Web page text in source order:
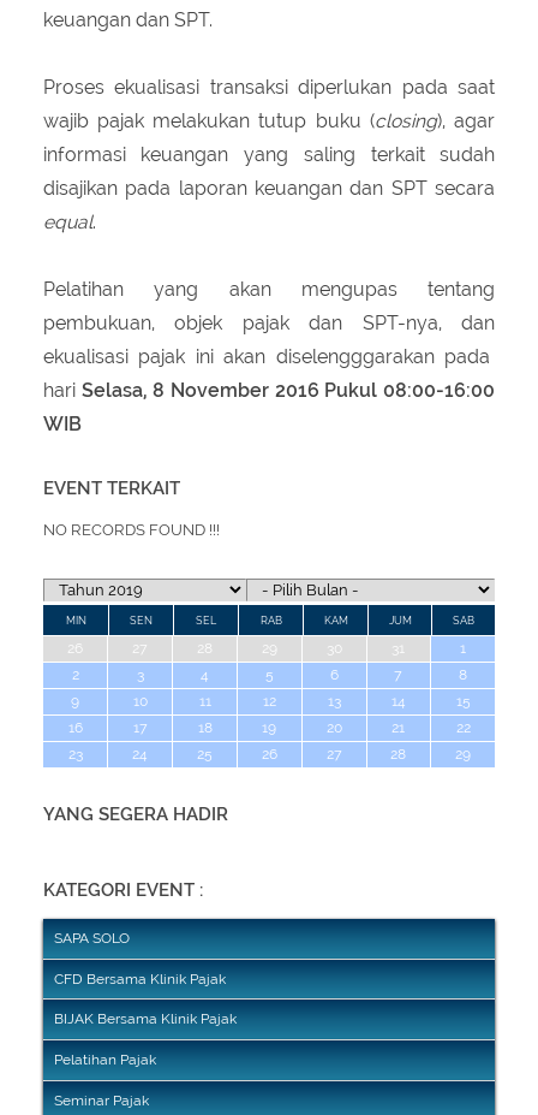
keuangan dan SPT.
Proses ekualisasi transaksi diperlukan pada saat
wajib pajak melakukan tutup buku (closing), agar
informasi keuangan yang saling terkait sudah
disajikan pada laporan keuangan dan SPT secara
equal.
Pelatihan yang akan mengupas tentang
pembukuan, objek pajak dan SPT-nya, dan
ekualisasi pajak ini akan diselengggarakan pada
hari Selasa, 8 November 2016 Pukul 08:00-16:00
WIB
EVENT TERKAIT
NO RECORDS FOUND !!!
MIN SEN SEL RAB KAM JUM SAB
26 27 28 29 30 31
1
2
3 4 5 6 7
8
9
10 11 12 13 14
15
16
17 18 19 20 21
22
23
24 25 26 27 28 29
YANG SEGERA HADIR
KATEGORI EVENT :
SAPA SOLO
CFD Bersama Klinik Pajak
BIJAK Bersama Klinik Pajak
Pelatihan Pajak
Seminar Pajak